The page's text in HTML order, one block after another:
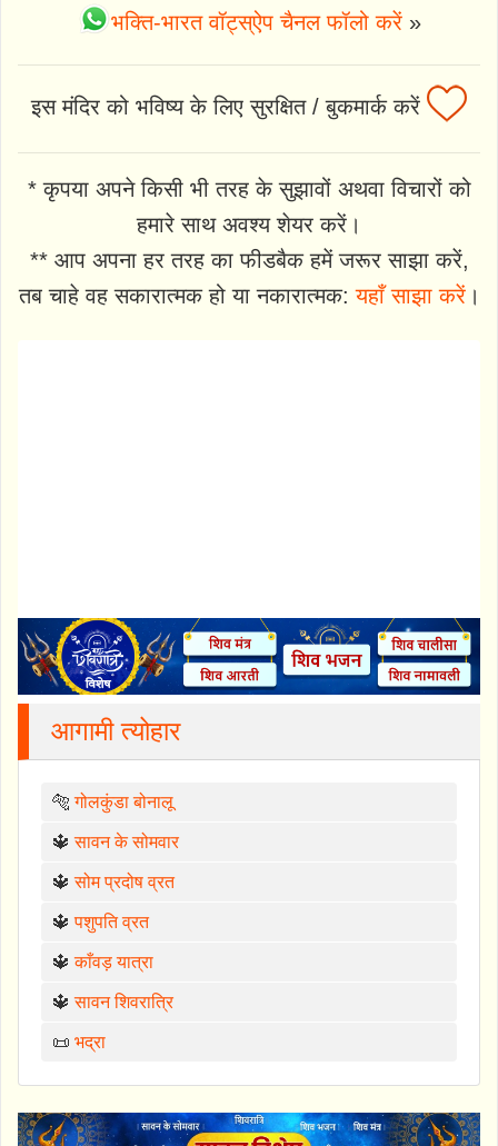
भक्ति-भारत वॉट्स्ऐप चैनल फॉलो करें»
इस मंदिर को भविष्य के लिए सुरक्षित / बुकमार्क करें
* कृपया अपने किसी भी तरह के सुझावों अथवा विचारों को
हमारे साथ अवश्य शेयर करें।
** आप अपना हर तरह का फीडबैक हमें जरूर साझा करें,
तब चाहे वह सकारात्मक हो या नकारात्मक:यहाँ साझा करें।
आगामी त्योहार
🐅गोलकुंडा बोनालू
🔱सावन के सोमवार
🔱सोम प्रदोष व्रत
🔱पशुपति व्रत
🔱काँवड़ यात्रा
🔱सावन शिवरात्रि
📜 भद्रा